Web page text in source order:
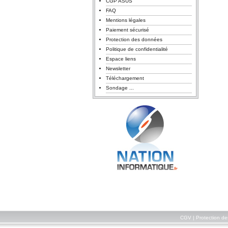
FAQ
Mentions légales
Paiement sécurisé
Protection des données
Politique de confidentialité
Espace liens
Newsletter
Téléchargement
Sondage ...
CGV Protection